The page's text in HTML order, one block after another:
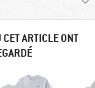
ARTICLE ONT